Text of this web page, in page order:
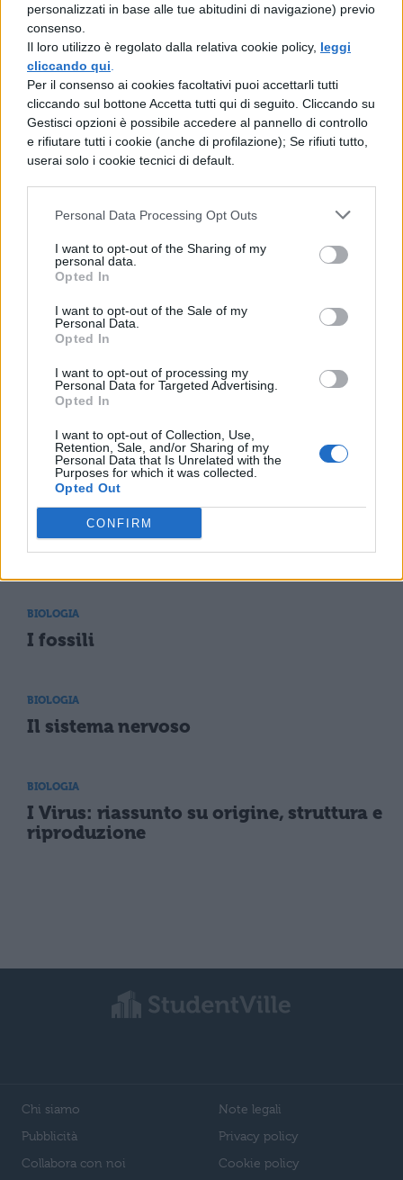
personalizzati in base alle tue abitudini di navigazione) previo
consenso.
Il loro utilizzo è regolato dalla relativa cookie policy, leggi
cliccando qui
Per il consenso ai cookies facoltativi puoi accettarli tutti
cliccando sul bottone Accetta tutti qui di seguito. Cliccando su
Gestisci opzioni è possibile accedere al pannello di controllo
e rifiutare tutti i cookie (anche di profilazione); Se rifiuti tutto,
userai solo i cookie tecnici di default.
Personal Data Processing Opt Outs
I want to opt-out of the Sharing of my
personal data.
Opted In
I want to opt-out of the Sale of my
Personal Data.
Opted In
I want to opt-out of processing my
Personal Data for Targeted Advertising.
Opted In
I want to opt-out of Collection, Use,
Retention, Sale, and/or Sharing of my
Personal Data that Is Unrelated with the
Purposes for which it was collected.
Opted Out
CONFIRM
TI POTREBBE INTERESSARE
BIOLOGIA
La cellula procariotica:
riassunto e struttura
BIOLOGIA
I procarioti: cosa sono
BIOLOGIA
Gli Artropodi: cosa sono e dove vivono
Mitosi e Meiosi: come avvengono
BIOLOGIA
I fossili
BIOLOGIA
Il sistema nervoso
BIOLOGIA
I Virus: riassunto su origine, struttura e
riproduzione
Chi siamo
Pubblicità
Collabora con noi
Note legali
Privacy policy
Cookie policy